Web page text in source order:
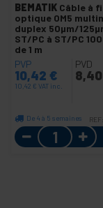
BEMATIK Câble à
optique OM5
duplex 50µm/
ST/PC à ST/PC
de 1 m
PVP
10,42 €
10,42 € VAT inc.
PVD
8,40
De 4 à 5 semaines REF:
Quantité